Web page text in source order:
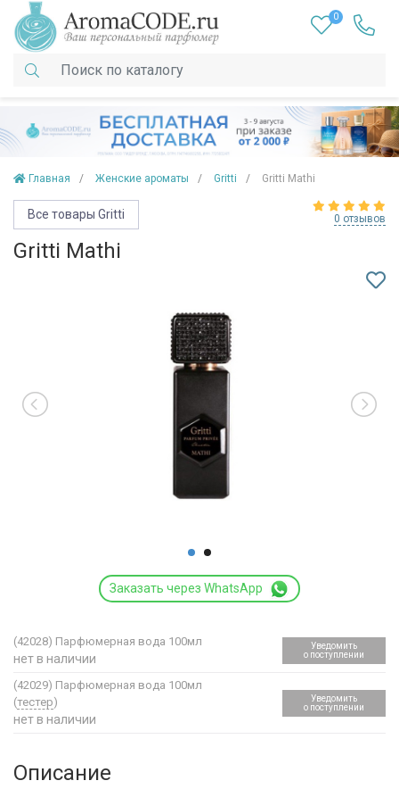
0
Главная Женские ароматы Gritti Gritti Mathi
Все товары Gritti 0 отзывов
Gritti Mathi
Заказать через WhatsApp
(42028) Парфюмерная вода 100мл
нет в наличии
Уведомить
о поступлении
(42029) Парфюмерная вода 100мл
(тестер)
нет в наличии
Уведомить
о поступлении
Описание